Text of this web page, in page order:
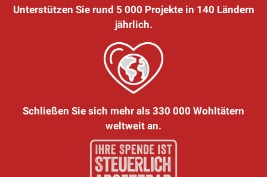
Unterstützen Sie rund 5 000 Projekte in 140 Ländern
jährlich.
Schließen Sie sich mehr als 330 000 Wohltätern
weltweit an.